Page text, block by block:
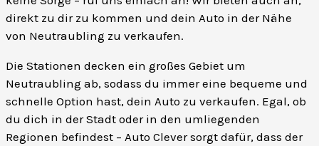
direkt zu dir zu kommen und dein Auto in der Nähe
von Neutraubling zu verkaufen.
Die Stationen decken ein großes Gebiet um
Neutraubling ab, sodass du immer eine bequeme und
schnelle Option hast, dein Auto zu verkaufen. Egal, ob
du dich in der Stadt oder in den umliegenden
Regionen befindest – Auto Clever sorgt dafür, dass der